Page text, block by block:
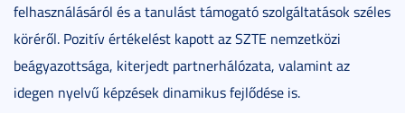
felhasználásáról és a tanulást támogató szolgáltatások széles
köréről. Pozitív értékelést kapott az SZTE nemzetközi
beágyazottsága, kiterjedt partnerhálózata, valamint az
idegen nyelvű képzések dinamikus fejlődése is.